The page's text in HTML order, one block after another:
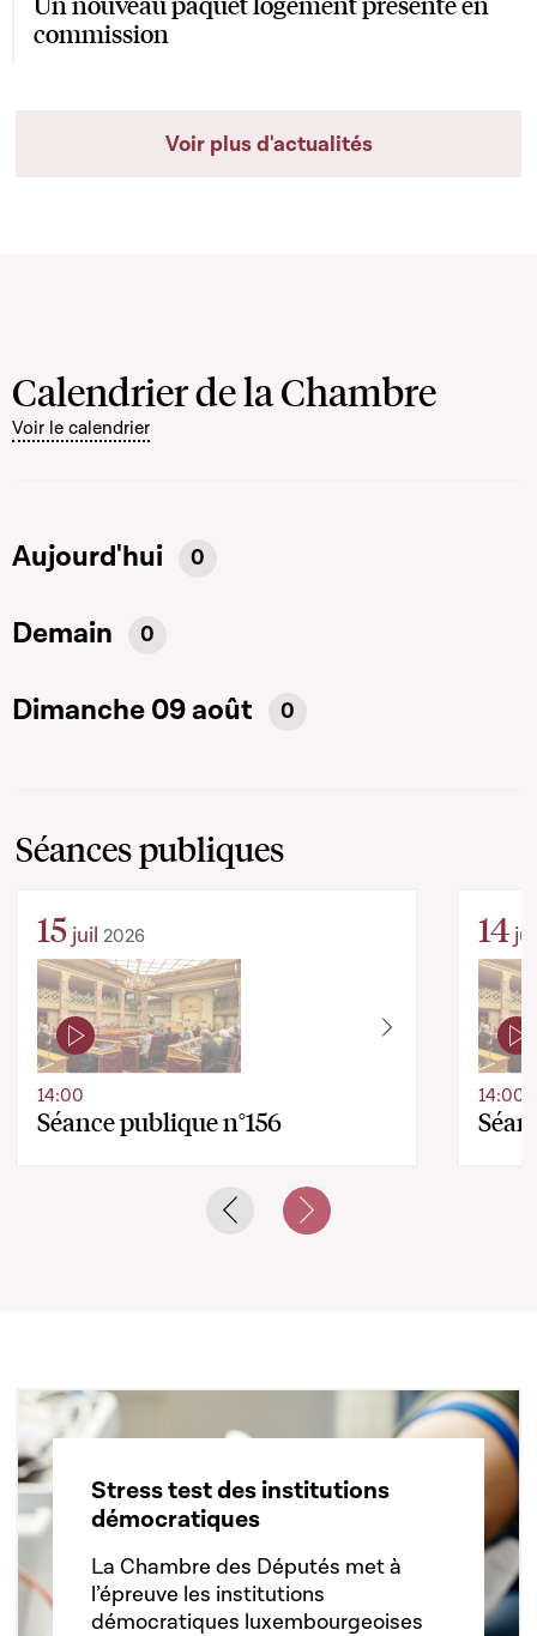
commission
Voir plus d'actualités
Calendrier de la Chambre
Voir le calendrier
Aujourd'hui 0
Demain 0
Dimanche 09 août 0
Séances publiques
15 juil 2026
Séance publique n°156
14:00
14
14:00
Previous slideNext slide
Stress test des institutions
démocratiques
La Chambre des Députés met à
l’épreuve les institutions
démocratiques luxembourgeoises